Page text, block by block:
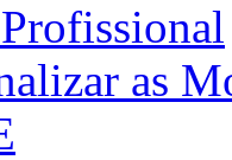
as